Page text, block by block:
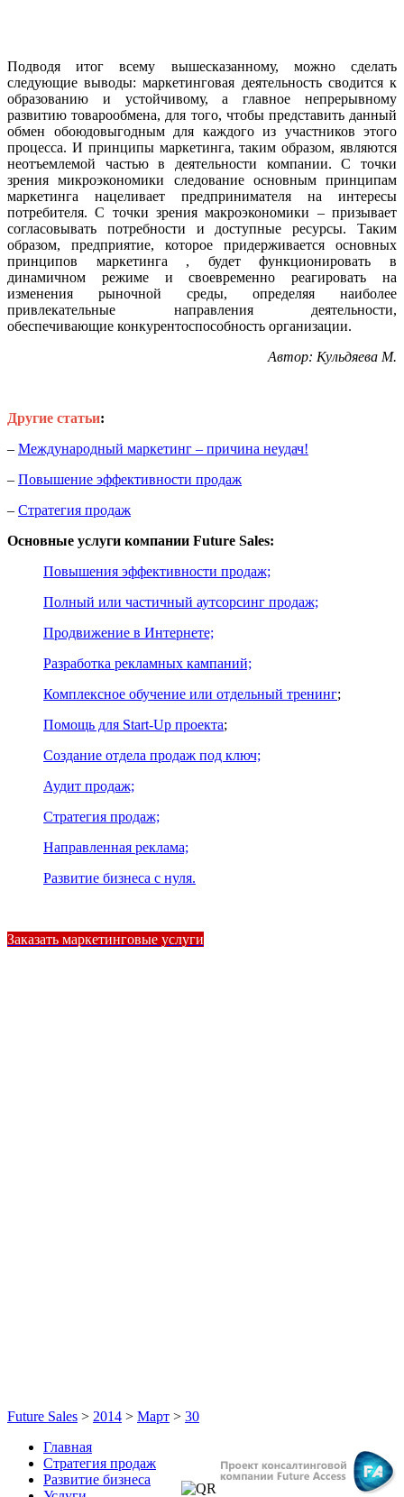
Подводя итог всему вышесказанному, можно сделать
следующие выводы: маркетинговая деятельность сводится к
образованию и устойчивому, а главное непрерывному
развитию товарообмена, для того, чтобы представить данный
обмен обоюдовыгодным для каждого из участников этого
процесса. И принципы маркетинга, таким образом, являются
неотъемлемой частью в деятельности компании. С точки
зрения микроэкономики следование основным принципам
маркетинга нацеливает предпринимателя на интересы
потребителя. С точки зрения макроэкономики – призывает
согласовывать потребности и доступные ресурсы. Таким
образом, предприятие, которое придерживается основных
принципов маркетинга , будет функционировать в
динамичном режиме и своевременно реагировать на
изменения рыночной среды, определяя наиболее
привлекательные направления деятельности,
обеспечивающие конкурентоспособность организации.
Автор: Кульдяева М.
Другие статьи:
– Международный маркетинг – причина неудач!
– Повышение эффективности продаж
– Стратегия продаж
Основные услуги компании Future Sales:
Повышения эффективности продаж;
Полный или частичный аутсорсинг продаж;
Продвижение в Интернете;
Разработка рекламных кампаний;
Комплексное обучение или отдельный тренинг;
Помощь для Start-Up проекта;
Создание отдела продаж под ключ;
Аудит продаж;
Стратегия продаж;
Направленная реклама;
Развитие бизнеса с нуля.
Заказать маркетинговые услуги
Future Sales > 2014 > Март > 30
Главная
Стратегия продаж
Развитие бизнеса